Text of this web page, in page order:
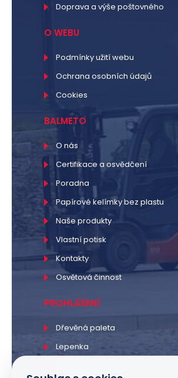
Doprava a výše poštovného
O WEBU
Podmínky užití webu
Ochrana osobních údajů
Cookies
BALMETO
O nás
Certifikace a osvědčení
Poradna
Papírové kelímky bez plastu
Naše produkty
Vlastní potisk
Kontakty
Osvětová činnost
PROHLÁŠENÍ
Dřevěná paleta
Lepenka